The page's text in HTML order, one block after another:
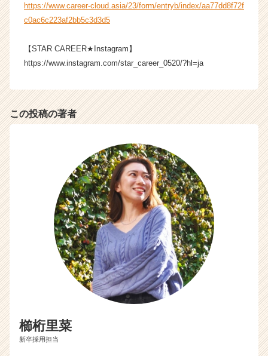
ウ
ト
届
く
ト
ア
キ
ャ
リ
ア
（C
h
e
e
r
C
a
https://www.career-cloud.asia/23/form/entryb/index/aa77dd8f72f
c0ac6c223af2bb5c3d3d5
【STAR CAREER★Instagram】
https://www.instagram.com/star_career_0520/?hl=ja
この投稿の著者
櫛桁里菜
新卒採用担当